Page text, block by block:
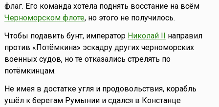
флаг. Его команда хотела поднять восстание на всём
Черноморском флоте, но этого не получилось.
Чтобы подавить бунт, император Николай II
направил
против «Потёмкина» эскадру других черноморских
военных судов, но те отказались стрелять по
потёмкинцам.
Не имея в достатке угля и продовольствия, корабль
ушёл к берегам Румынии и сдался в Констанце